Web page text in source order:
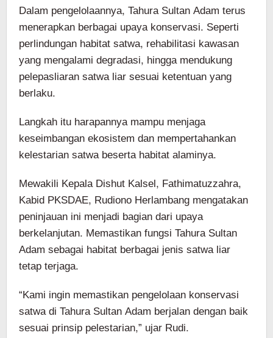
Dalam pengelolaannya, Tahura Sultan Adam terus
menerapkan berbagai upaya konservasi. Seperti
perlindungan habitat satwa, rehabilitasi kawasan
yang mengalami degradasi, hingga mendukung
pelepasliaran satwa liar sesuai ketentuan yang
berlaku.
Langkah itu harapannya mampu menjaga
keseimbangan ekosistem dan mempertahankan
kelestarian satwa beserta habitat alaminya.
Mewakili Kepala Dishut Kalsel, Fathimatuzzahra,
Kabid PKSDAE, Rudiono Herlambang mengatakan
peninjauan ini menjadi bagian dari upaya
berkelanjutan. Memastikan fungsi Tahura Sultan
Adam sebagai habitat berbagai jenis satwa liar
tetap terjaga.
“Kami ingin memastikan pengelolaan konservasi
satwa di Tahura Sultan Adam berjalan dengan baik
sesuai prinsip pelestarian,” ujar Rudi.